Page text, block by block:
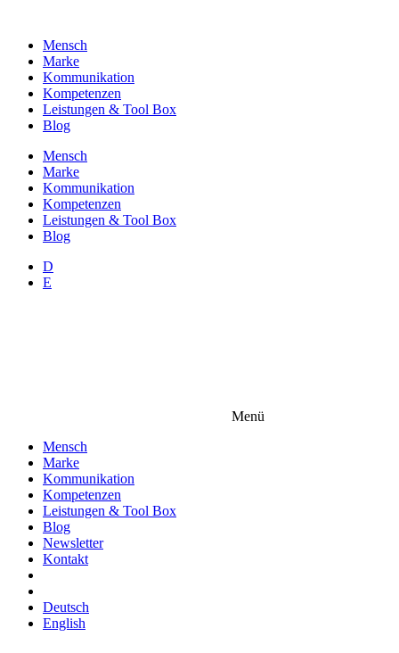
wechselnMensch
Marke
Kommunikation
Kompetenzen
Leistungen & Tool Box
Blog
Mensch
Marke
Kommunikation
Kompetenzen
Leistungen & Tool Box
Blog
D
E
Menü
Mensch
Marke
Kommunikation
Kompetenzen
Leistungen & Tool Box
Blog
Newsletter
Kontakt
Deutsch
English